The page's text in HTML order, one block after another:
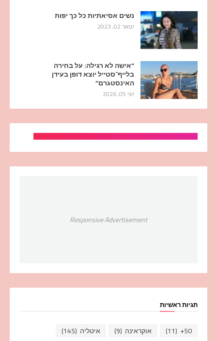
נשים אסיאתיות כל כך יפות
ינואר 02, 2023
“אישה לא רגילה: על בחירה
בלייף־סטייל יוצא דופן בעידן
האינסטגרם”
יוני 05, 2026
Responsive Advertisement
תגיות ראשיות
50+
(11) אוקראינה (9) איטליה (145)